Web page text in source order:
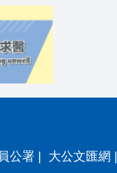
公署 大公文匯網